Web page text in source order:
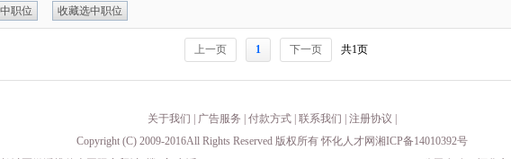
职位 收藏选中职位
上一页 1 下一页 共1页
关于我们 广告服务 付款方式| 联系我们 注册协议
Copyright (C) 2009-2016All Rights Reserved 版权所有 怀化人才网湘ICP备14010392号